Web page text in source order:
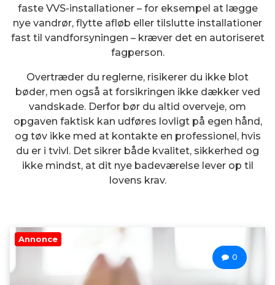
faste VVS-installationer – for eksempel at lægge
nye vandrør, flytte afløb eller tilslutte installationer
fast til vandforsyningen – kræver det en autoriseret
fagperson.
Overtræder du reglerne, risikerer du ikke blot
bøder, men også at forsikringen ikke dækker ved
vandskade. Derfor bør du altid overveje, om
opgaven faktisk kan udføres lovligt på egen hånd,
og tøv ikke med at kontakte en professionel, hvis
du er i tvivl. Det sikrer både kvalitet, sikkerhed og
ikke mindst, at dit nye badeværelse lever op til
lovens krav.
Annonce
0